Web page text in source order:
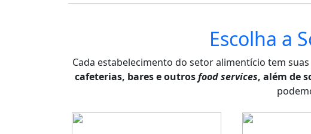
Escolha a
Cada estabelecimento do setor alimentício tem
cafeterias, bares e outrosfood services, além de